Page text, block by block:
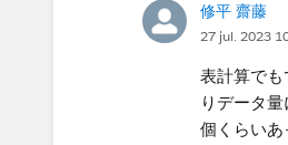
1 else 0
③​②同様に
Ex：
修平 齋藤
27 jul. 2023
表計算で
りデータ
個くらい